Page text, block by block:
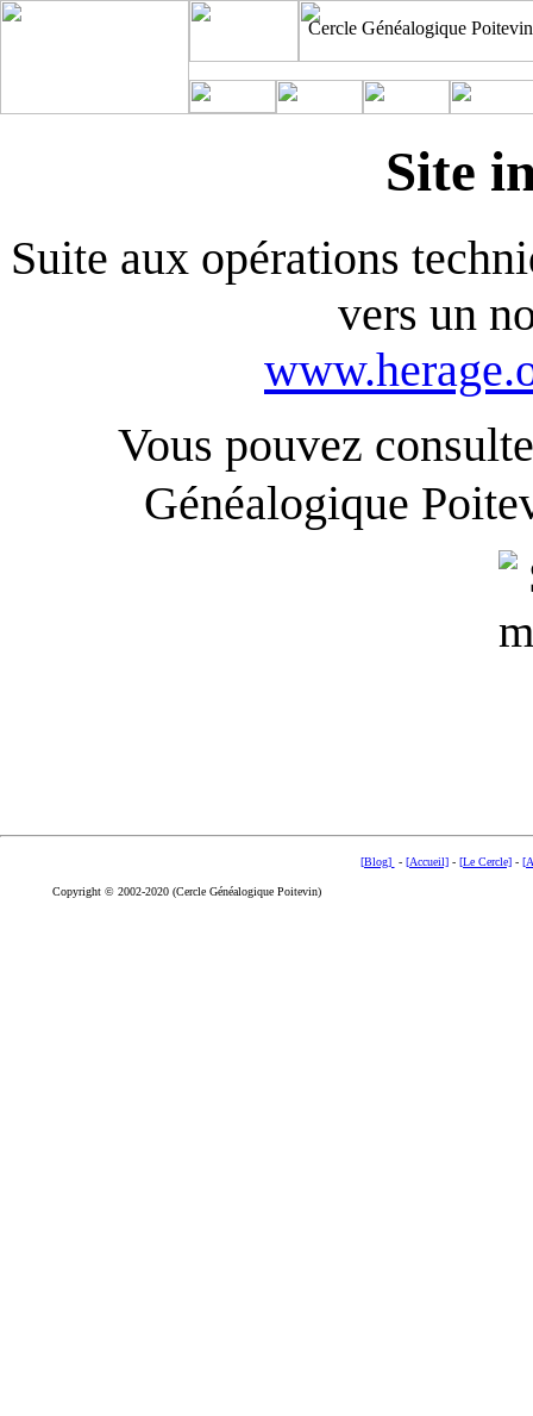
Cercle Généalogique Poitevin
Site
Suite aux opérations
vers un
Vous pouvez
Généalogique
[Blog] - [Accueil]- [Le Cercle]-
Copyright © 2002-2020 (Cercle Généalogique Poitevin)